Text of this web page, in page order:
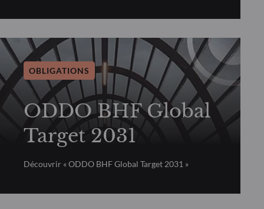
OBLIGATIONS
ODDO BHF Global
Target 2031
Découvrir « ODDO BHF Global Target 2031 »